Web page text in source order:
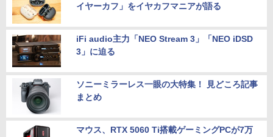
イヤーカフ」をイヤカフマニアが語る
iFi audio主力「NEO Stream 3」「NEO iDSD
3」に迫る
ソニーミラーレス一眼の大特集！ 見どころ記事
まとめ
マウス、RTX 5060 Ti搭載ゲーミングPCが7万